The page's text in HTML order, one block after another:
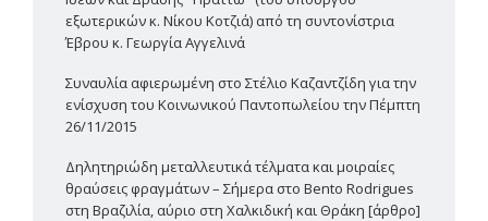
εξωτερικών κ. Νίκου Κοτζιά) από τη συντονίστρια
Έβρου κ. Γεωργία Αγγελινά
Συναυλία αφιερωμένη στο Στέλιο Καζαντζίδη για την
ενίσχυση του Κοινωνικού Παντοπωλείου την Πέμπτη
26/11/2015
Δηλητηριώδη μεταλλευτικά τέλματα και μοιραίες
θραύσεις φραγμάτων – Σήμερα στο Bento Rodrigues
στη Βραζιλία, αύριο στη Χαλκιδική και Θράκη [άρθρο]